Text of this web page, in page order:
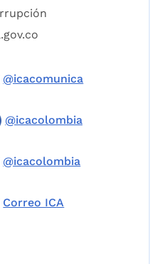
@icacomunica
@icacolombia
@icacolombia
Correo ICA